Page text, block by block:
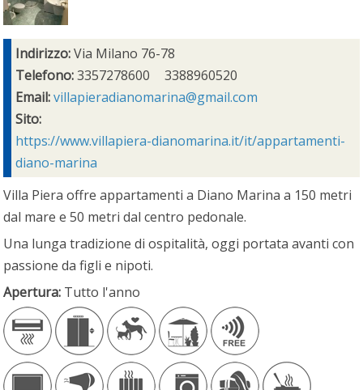
Indirizzo:Via Milano 76-78
Telefono:3357278600
3388960520
Email:villapieradianomarina@gmail.com
Sito:
https://www.villapiera-dianomarina.it/it/appartamenti-
diano-marina
Villa Piera offre appartamenti a Diano Marina a 150 metri
dal mare e 50 metri dal centro pedonale.
Una lunga tradizione di ospitalità, oggi portata avanti con
passione da figli e nipoti.
Apertura: Tutto l'anno